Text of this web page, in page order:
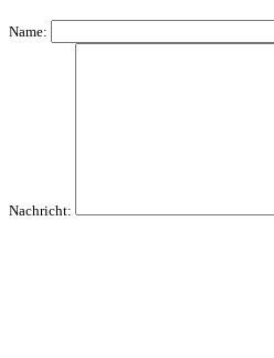
Name:
Nachricht: